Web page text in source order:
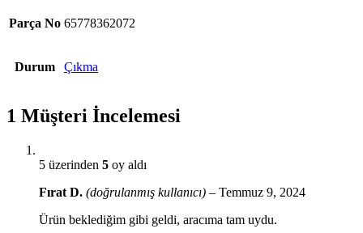
Parça No 65778362072
Durum Çıkma
1 Müşteri İncelemesi
5 üzerinden 5 oy aldı
Fırat D. (doğrulanmış kullanıcı) – Temmuz 9, 2024
Ürün beklediğim gibi geldi, aracıma tam uydu.